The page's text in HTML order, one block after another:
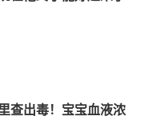
查出毒！宝宝血液浓